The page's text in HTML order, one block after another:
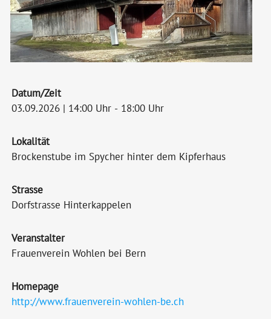
Datum/Zeit
03.09.2026 | 14:00 Uhr - 18:00 Uhr
Lokalität
Brockenstube im Spycher hinter dem Kipferhaus
Strasse
Dorfstrasse Hinterkappelen
Veranstalter
Frauenverein Wohlen bei Bern
Homepage
http://www.frauenverein-wohlen-be.ch